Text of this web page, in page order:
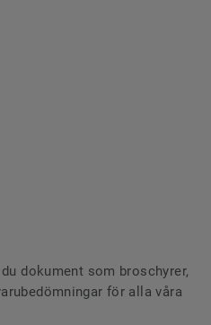
dokument som broschyrer,
för alla våra